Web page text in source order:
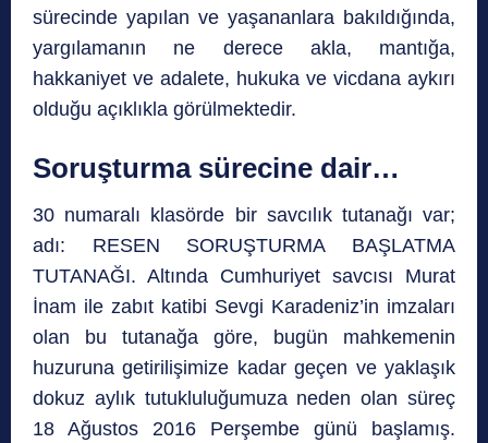
sürecinde yapılan ve yaşananlara bakıldığında,
yargılamanın ne derece akla, mantığa,
hakkaniyet ve adalete, hukuka ve vicdana aykırı
olduğu açıklıkla görülmektedir.
Soruşturma sürecine dair…
30 numaralı klasörde bir savcılık tutanağı var;
adı: RESEN SORUŞTURMA BAŞLATMA
TUTANAĞI. Altında Cumhuriyet savcısı Murat
İnam ile zabıt katibi Sevgi Karadeniz’in imzaları
olan bu tutanağa göre, bugün mahkemenin
huzuruna getirilişimize kadar geçen ve yaklaşık
dokuz aylık tutukluluğumuza neden olan süreç
18 Ağustos 2016 Perşembe günü başlamış.